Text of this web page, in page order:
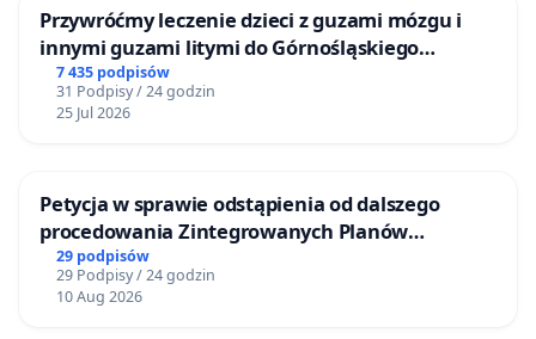
Przywróćmy leczenie dzieci z guzami mózgu i
innymi guzami litymi do Górnośląskiego
Centrum Zdrowia Dziecka w Katowicach
7 435 podpisów
31 Podpisy / 24 godzin
25 Jul 2026
Petycja w sprawie odstąpienia od dalszego
procedowania Zintegrowanych Planów
Inwestycyjnych „Myślenice – Barnasiówka” oraz
„Myślenice – Bukówka”
29 podpisów
29 Podpisy / 24 godzin
10 Aug 2026